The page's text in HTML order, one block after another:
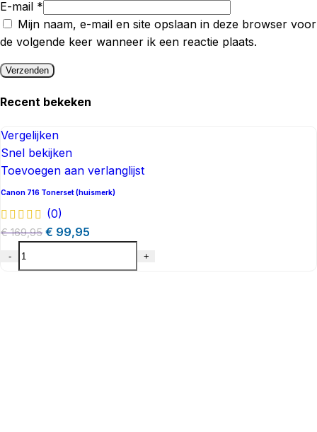
E-mail *
Mijn naam, e-mail en site opslaan in deze browser voor
de volgende keer wanneer ik een reactie plaats.
Recent bekeken​
Vergelijken
Snel bekijken
Toevoegen aan verlanglijst
Canon 716 Tonerset (huismerk)
(0)
€169,95 € 99,95
- +